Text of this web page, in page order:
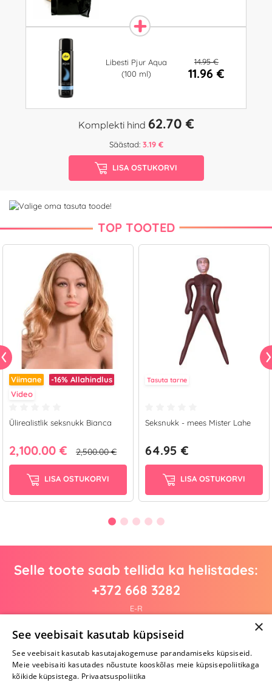
Libesti Pjur Aqua
(100 ml)
14.95 €
11.96 €
Komplekti hind 62.70 €
Säästad: 3.19 €
LISA OSTUKORVI
TOP TOOTED
Viimane -16% Allahindlus
Video
Ülirealistlik seksnukk Bianca
2,100.00 € 2,500.00 €
LISA OSTUKORVI
Tasuta tarne
Seksnukk - mees Mister Lahe
64.95 €
LISA OSTUKORVI
Selle toote saab tellida ka helistades:
+372 668 3282
E-R
Arvustusi veel pole
Ole esimene!
×
See veebisait kasutab küpsiseid
See veebisait kasutab kasutajakogemuse parandamiseks küpsiseid.
Meie veebisaiti kasutades nõustute kooskõlas meie küpsisepoliitikaga
kõikide küpsistega. Privaatsuspoliitika